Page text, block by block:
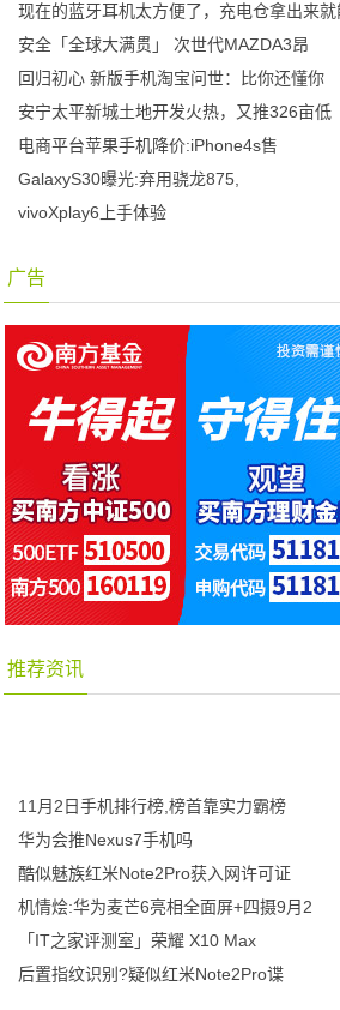
现在的蓝牙耳机太方便了，充电仓拿出来就
安全「全球大满贯」 次世代MAZDA3昂
回归初心 新版手机淘宝问世：比你还懂你
安宁太平新城土地开发火热，又推326亩低
电商平台苹果手机降价:iPhone4s售
GalaxyS30曝光:弃用骁龙875,
vivoXplay6上手体验
广告
推荐资讯
11月2日手机排行榜,榜首靠实力霸榜
华为会推Nexus7手机吗
酷似魅族红米Note2Pro获入网许可证
机情烩:华为麦芒6亮相全面屏+四摄9月2
「IT之家评测室」荣耀 X10 Max
后置指纹识别?疑似红米Note2Pro谍